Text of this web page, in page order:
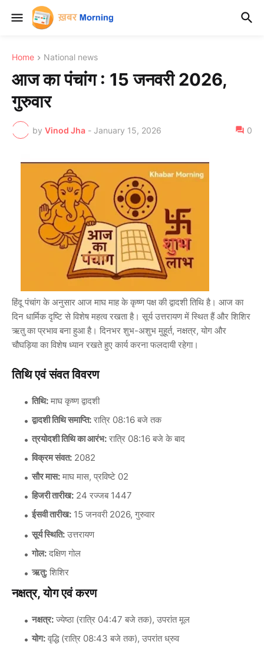
Home National news
आज का पंचांग : 15 जनवरी 2026,
गुरुवार
by Vinod Jha - January 15, 2026 0
हिंदू पंचांग के अनुसार आज माघ माह के कृष्ण पक्ष की द्वादशी तिथि है। आज का
दिन धार्मिक दृष्टि से विशेष महत्व रखता है। सूर्य उत्तरायण में स्थित हैं और शिशिर
ऋतु का प्रभाव बना हुआ है। दिनभर शुभ-अशुभ मुहूर्त, नक्षत्र, योग और
चौघड़िया का विशेष ध्यान रखते हुए कार्य करना फलदायी रहेगा।
तिथि एवं संवत विवरण
तिथि: माघ कृष्ण द्वादशी
द्वादशी तिथि समाप्ति: रात्रि 08:16 बजे तक
त्रयोदशी तिथि का आरंभ: रात्रि 08:16 बजे के बाद
विक्रम संवत: 2082
सौर मास: माघ मास, प्रविष्टे 02
हिजरी तारीख: 24 रज्जब 1447
ईसवी तारीख: 15 जनवरी 2026, गुरुवार
सूर्य स्थिति: उत्तरायण
गोल: दक्षिण गोल
ऋतु: शिशिर
नक्षत्र, योग एवं करण
नक्षत्र: ज्येष्ठा (रात्रि 04:47 बजे तक), उपरांत मूल
योग: वृद्धि (रात्रि 08:43 बजे तक), उपरांत ध्रुव